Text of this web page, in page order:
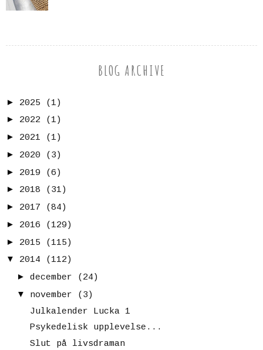
BLOG ARCHIVE
► 2025
(1)
► 2022
(1)
► 2021
(1)
► 2020
(3)
► 2019
(6)
► 2018
(31)
► 2017
(84)
► 2016
(129)
► 2015
(115)
▼
2014
(112)
► december
(24)
▼
november
(3)
Julkalender Lucka 1
Psykedelisk upplevelse...
Slut på livsdraman